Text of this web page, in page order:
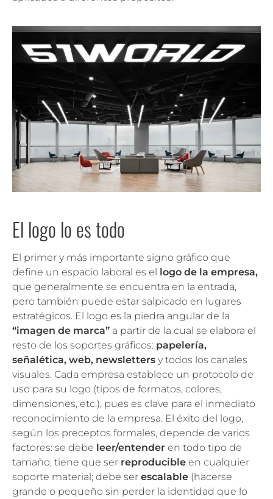
El logo lo es todo
El primer y más importante signo gráfico que
define un espacio laboral es el logo de la empresa,
que generalmente se encuentra en la entrada,
pero también puede estar salpicado en lugares
estratégicos. El logo es la piedra angular de la
“imagen de marca” a partir de la cual se elabora el
resto de los soportes gráficos: papelería,
señalética, web, newsletters y todos los canales
visuales. Cada empresa establece un protocolo de
uso para su logo (tipos de formatos, colores,
dimensiones, etc.), pues es clave para el inmediato
reconocimiento de la empresa. El éxito del logo,
según los preceptos formales, depende de varios
factores: se debe leer/entender en todo tipo de
tamaño; tiene que ser reproducible en cualquier
soporte material; debe ser escalable (hacerse
grande o pequeño sin perder la identidad que lo